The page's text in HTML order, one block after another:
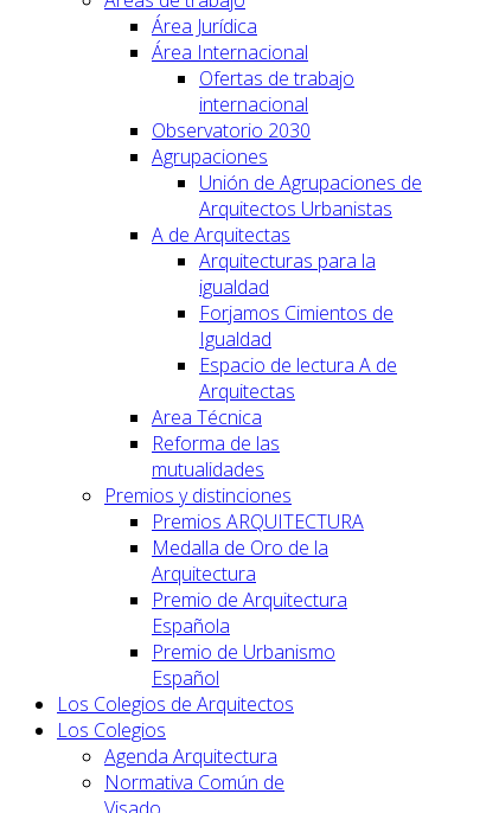
Área Jurídica
Área Internacional
Ofertas de trabajo
internacional
Observatorio 2030
Agrupaciones
Unión de Agrupaciones de
Arquitectos Urbanistas
A de Arquitectas
Arquitecturas para la
igualdad
Forjamos Cimientos de
Igualdad
Espacio de lectura A de
Arquitectas
Area Técnica
Reforma de las
mutualidades
Premios y distinciones
Premios ARQUITECTURA
Medalla de Oro de la
Arquitectura
Premio de Arquitectura
Española
Premio de Urbanismo
Español
Los Colegios de Arquitectos
Los Colegios
Agenda Arquitectura
Normativa Común de